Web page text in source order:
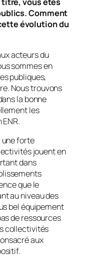
titre, vous êtes
Comment
évolution du
acteurs du
sommes en
publiques,
Nous trouvons
la bonne
les
une forte
jouent en
dans
que le
au niveau des
bel équipement
de ressources
collectivités
aux